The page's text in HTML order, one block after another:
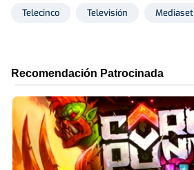
Telecinco Televisión Mediaset